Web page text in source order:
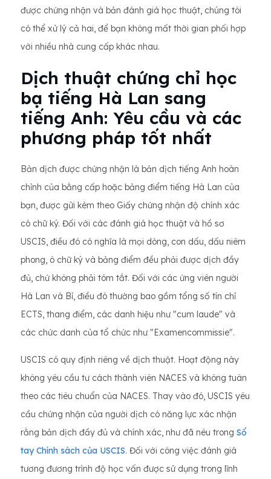
được chứng nhận và bản đánh giá học thuật, chúng tôi
có thể xử lý cả hai, để bạn không mất thời gian phối hợp
với nhiều nhà cung cấp khác nhau.
Dịch thuật chứng chỉ học
bạ tiếng Hà Lan sang
tiếng Anh: Yêu cầu và các
phương pháp tốt nhất
Bản dịch được chứng nhận là bản dịch tiếng Anh hoàn
chỉnh của bằng cấp hoặc bảng điểm tiếng Hà Lan của
bạn, được gửi kèm theo Giấy chứng nhận độ chính xác
có chữ ký. Đối với các đánh giá học thuật và hồ sơ
USCIS, điều đó có nghĩa là mọi dòng, con dấu, dấu niêm
phong, ô chữ ký và bảng điểm đều phải được dịch đầy
đủ, chứ không phải tóm tắt. Đối với các ứng viên người
Hà Lan và Bỉ, điều đó thường bao gồm tổng số tín chỉ
ECTS, thang điểm, các danh hiệu như "cum laude" và
các chức danh của tổ chức như "Examencommissie".
USCIS có quy định riêng về dịch thuật. Hoạt động này
không yêu cầu tư cách thành viên NACES và không tuân
theo các tiêu chuẩn của NACES. Thay vào đó, USCIS yêu
cầu chứng nhận của người dịch có năng lực xác nhận
rằng bản dịch đầy đủ và chính xác, như đã nêu trong Sổ
tay Chính sách của USCIS. Đối với công việc đánh giá
tương đương trình độ học vấn được sử dụng trong lĩnh